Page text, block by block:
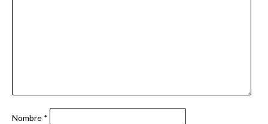
Nombre *